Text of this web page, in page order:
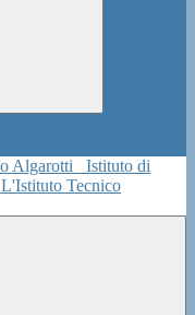
Istituto di
L'Istituto Tecnico